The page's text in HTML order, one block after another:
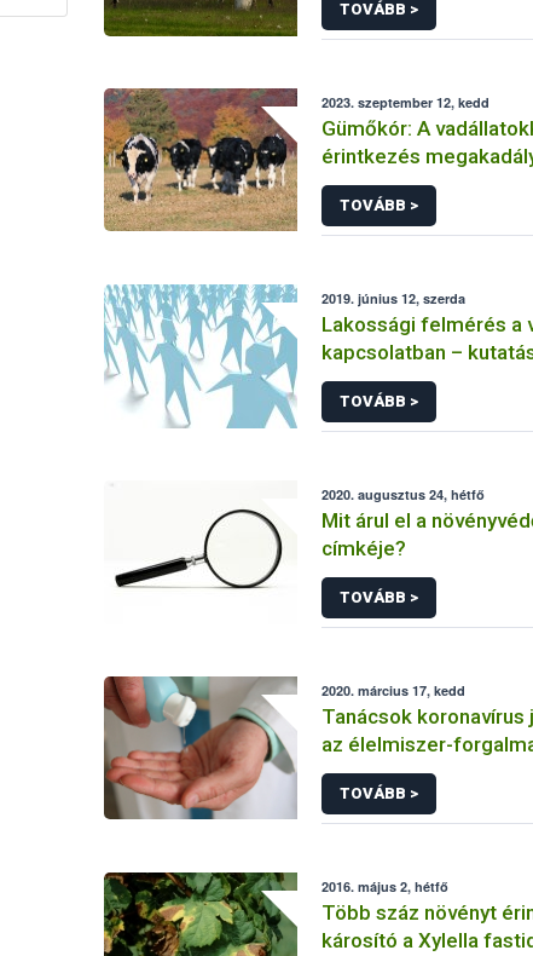
TOVÁBB >
2023. szeptember 12, kedd
Gümőkór: A
érintkezés
jelentősége
állományokban
TOVÁBB >
2019. június 12, szerda
Lakossági felmérés a
kapcsolatban –
TOVÁBB >
2020. augusztus 24, hétfő
Mit árul el a
címkéje?
TOVÁBB >
2020. március 17, kedd
Tanácsok koronavírus
az élelmiszer-
létesítmények
TOVÁBB >
2016. május 2, hétfő
Több száz növényt
károsító a Xylella